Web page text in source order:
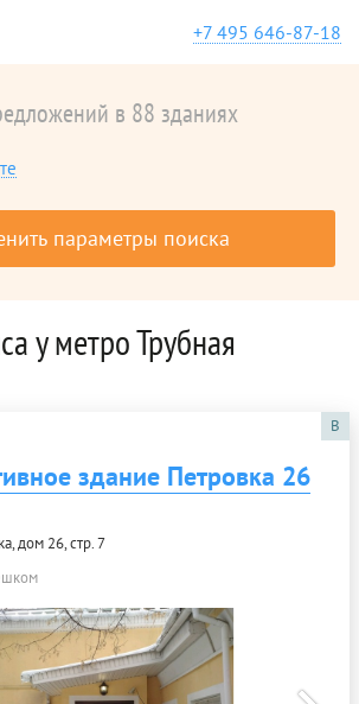
+7 495 646-87-18
в 88 зданиях
параметры поиска
у метро Трубная
B
здание Петровка 26
дом 26, стр. 7